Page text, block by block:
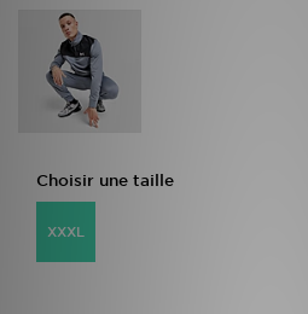
Choisir une taille
XXXL